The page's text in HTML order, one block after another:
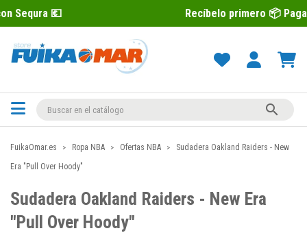
Recíbelo primero 📦 Paga después

FuikaOmar.es Ropa NBA Ofertas NBA
Sudadera Oakland Raiders - New
Era "Pull Over Hoody"
Sudadera Oakland Raiders - New Era
"Pull Over Hoody"